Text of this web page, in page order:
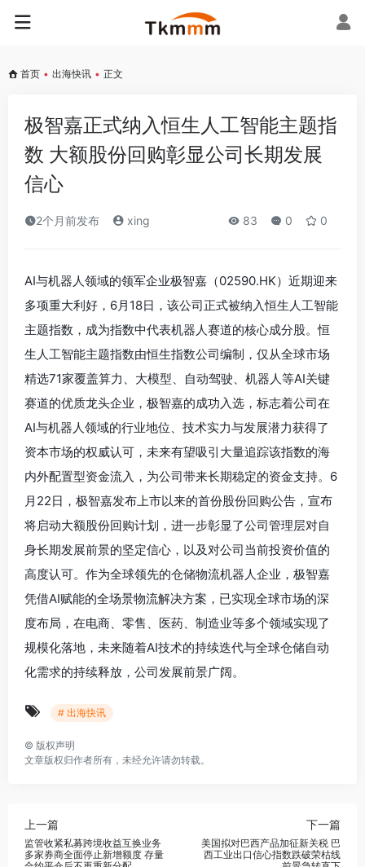
首页 • 出海快讯 • 正文
极智嘉正式纳入恒生人工智能主题指
数 大额股份回购彰显公司长期发展
信心
2个月前发布 xing 83 0 0
AI与机器人领域的领军企业极智嘉（02590.HK）近期迎来
多项重大利好，6月18日，该公司正式被纳入恒生人工智能
主题指数，成为指数中代表机器人赛道的核心成分股。恒
生人工智能主题指数由恒生指数公司编制，仅从全球市场
精选71家覆盖算力、大模型、自动驾驶、机器人等AI关键
赛道的优质龙头企业，极智嘉的成功入选，标志着公司在
AI与机器人领域的行业地位、技术实力与发展潜力获得了
资本市场的权威认可，未来有望吸引大量追踪该指数的海
内外配置型资金流入，为公司带来长期稳定的资金支持。6
月22日，极智嘉发布上市以来的首份股份回购公告，宣布
将启动大额股份回购计划，进一步彰显了公司管理层对自
身长期发展前景的坚定信心，以及对公司当前投资价值的
高度认可。作为全球领先的仓储物流机器人企业，极智嘉
凭借AI赋能的全场景物流解决方案，已实现全球市场的深
度布局，在电商、零售、医药、制造业等多个领域实现了
规模化落地，未来随着AI技术的持续迭代与全球仓储自动
化需求的持续释放，公司发展前景广阔。
# 出海快讯
© 版权声明
文章版权归作者所有，未经允许请勿转载。
上一篇
监管收紧私募跨境收益互换业务
多家券商全面停止新增额度 存量
下一篇
美国拟对巴西产品加征新关税 巴
西工业出口信心指数跌破荣枯线